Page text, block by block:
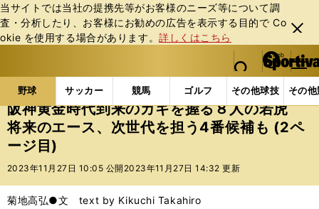
当サイトでは当社の提携先等がお客様のニーズ等について調
査・分析したり、お客様にお勧めの広告を表⽰する⽬的で Co
okie を使⽤する場合があります。詳しくはこちら
閉じ
る
web Sportiva (webスポルティーバ)
検索
マイペ
ー
ジ
メニュ
野球 サッカー 競馬 ゴルフ その他球技 その
b
ス
ポ
ル
テ
ー
バ
野球の記事一覧 プロ野球 阪神黄金時代到来のカギ
阪神黄金時代到来のカギを握る８人の若虎
将来のエース、次世代を担う4番候補も (2ペ
ージ目)
2023年11月27日 10:05 公開 2023年11月27日 14:32 更新
菊地高弘●文 text by Kikuchi Takahiro